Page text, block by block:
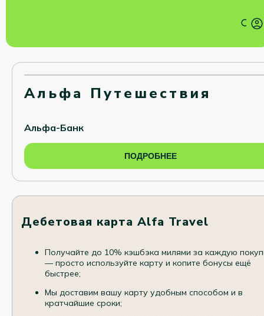
Альфа Путешествия
Альфа-Банк
ПОДРОБНЕЕ
Дебетовая карта Alfa Travel
Получайте до 10% кэшбэка милями за каждую
— просто используйте карту и копите бонусы ещё
быстрее;
Мы доставим вашу карту удобным способом и в
кратчайшие сроки;